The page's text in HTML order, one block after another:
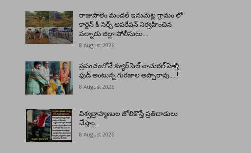
రాజుపాలెం మండల్ ఇనుమెట్ల గ్రామం లో
కార్డెన్ & సెర్చ్ ఆపరేషన్ నిర్వహించిన
పల్నాడు జిల్లా పోలీసులు….
8 August 2026
ప్రపంచంలోనే క్యూర్ సెల్ నాచురల్ హెల్తి
ఫుడ్ అంటున్న గురజాల అప్పారావు…..!
8 August 2026
విశ్వబ్రాహ్మణుల జోలికొస్తే ప్రతిదాడులు
చేస్తాం..
8 August 2026